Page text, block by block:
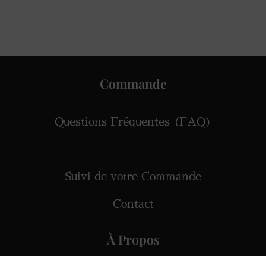
Commande
Questions Fréquentes (FAQ)
Suivi de votre Commande
Contact
À Propos